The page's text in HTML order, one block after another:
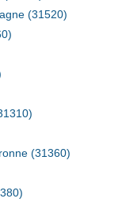
(31520)
(31360)